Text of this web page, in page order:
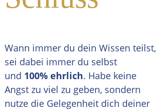
Wann immer du dein Wissen teilst,
sei dabei immer du selbst
und 100% ehrlich. Habe keine
Angst zu viel zu geben, sondern
nutze die Gelegenheit dich deiner